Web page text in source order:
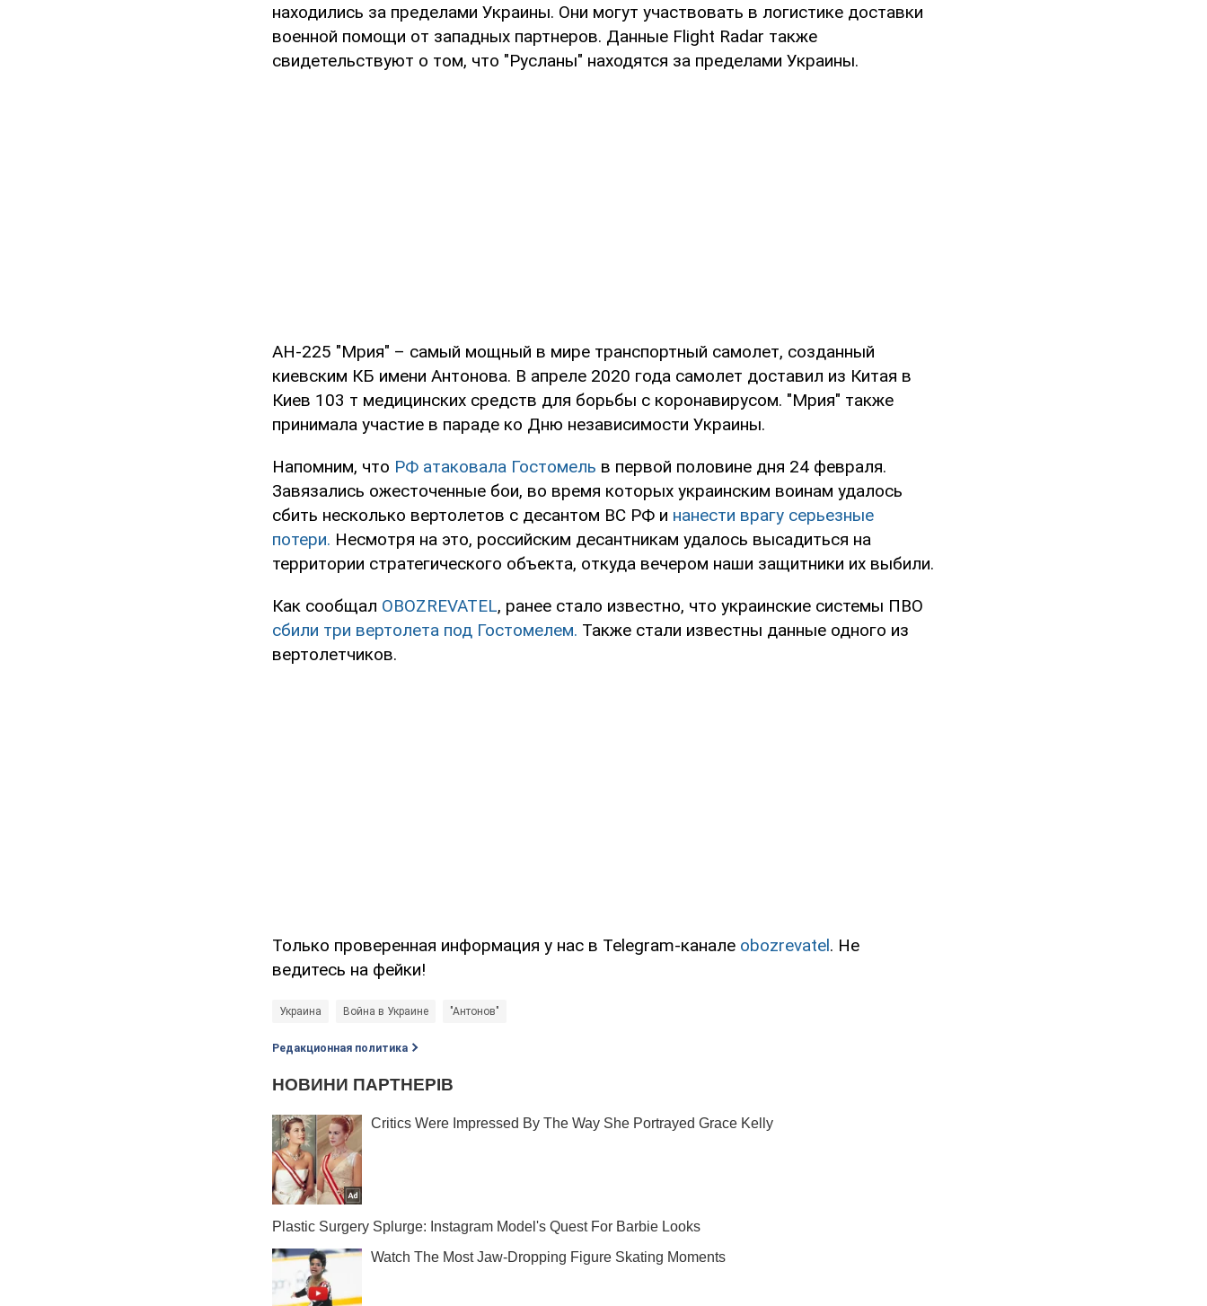
находились за пределами Украины. Они могут участвовать в логистике доставки
военной помощи от западных партнеров. Данные Flight Radar также
свидетельствуют о том, что "Русланы" находятся за пределами Украины.
АН-225 "Мрия" – самый мощный в мире транспортный самолет, созданный
киевским КБ имени Антонова. В апреле 2020 года самолет доставил из Китая в
Киев 103 т медицинских средств для борьбы с коронавирусом. "Мрия" также
принимала участие в параде ко Дню независимости Украины.
Напомним, что РФ атаковала Гостомель в первой половине дня 24 февраля.
Завязались ожесточенные бои, во время которых украинским воинам удалось
сбить несколько вертолетов с десантом ВС РФ и нанести врагу серьезные
потери. Несмотря на это, российским десантникам удалось высадиться на
территории стратегического объекта, откуда вечером наши защитники их выбили.
Как сообщал OBOZREVATEL, ранее стало известно, что украинские системы ПВО
сбили три вертолета под Гостомелем. Также стали известны данные одного из
вертолетчиков.
Только проверенная информация у нас в Telegram-канале obozrevatel. Не
ведитесь на фейки!
Украина Война в Украине "Антонов"
Редакционная политика